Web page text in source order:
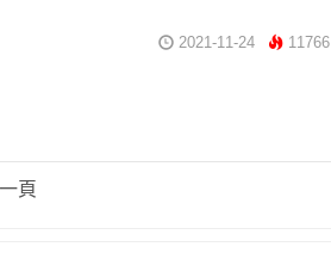
2021-11-24 11766
頁